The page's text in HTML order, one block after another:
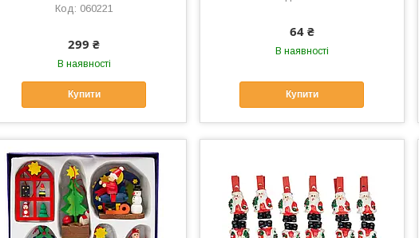
060221
299 ₴
В наявності
Купити
64 ₴
В наявності
Купити